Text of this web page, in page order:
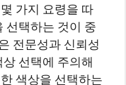
가지 요령을 따
선택하는 것이 중
전문성과 신뢰성
선택에 주의해
색상을 선택하는